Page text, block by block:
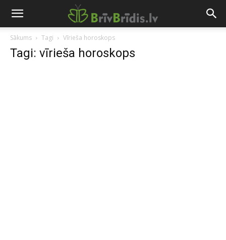
Sākums Tagi Vīrieša horoskops
Tagi: vīrieša horoskops